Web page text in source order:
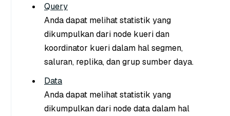
Query
Anda dapat melihat statistik yang
dikumpulkan dari node kueri dan
koordinator kueri dalam hal segmen,
saluran, replika, dan grup sumber daya.
Data
Anda dapat melihat statistik yang
dikumpulkan dari node data dalam hal